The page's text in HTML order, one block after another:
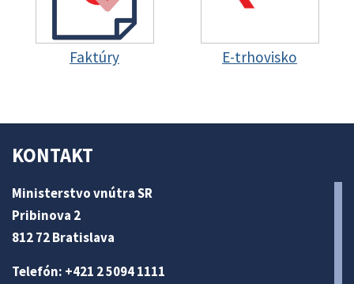
Faktúry E-trhovisko
KONTAKT
Ministerstvo vnútra SR
Pribinova 2
812 72 Bratislava
Telefón: +421 2 5094 1111